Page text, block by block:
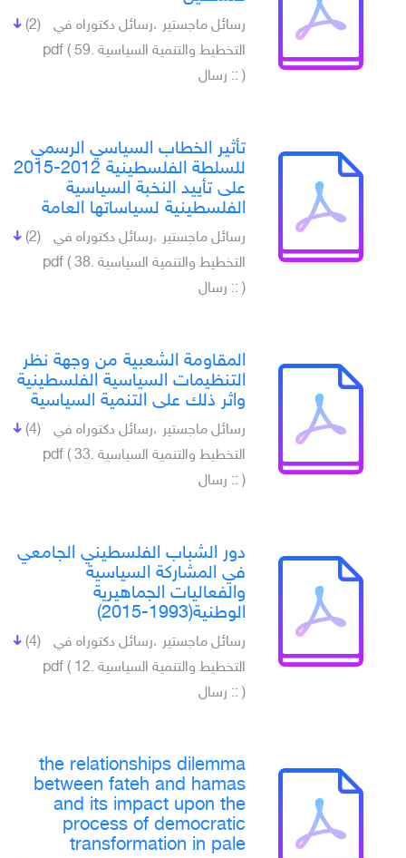
(2)
رسائل ماجستير ،رسائل دكتوراه في
التخطيط والتنمية السياسية .pdf ( 59
) :: رسال
تأثير الخطاب السياسي الرسمي
للسلطة الفلسطينية 2012-2015
على تأييد النخبة السياسية
الفلسطينية لسياساتها العامة
(2)
رسائل ماجستير ،رسائل دكتوراه في
التخطيط والتنمية السياسية .pdf ( 38
) :: رسال
المقاومة الشعبية من وجهة نظر
التنظيمات السياسية الفلسطينية
واثر ذلك على التنمية السياسية
(4)
رسائل ماجستير ،رسائل دكتوراه في
التخطيط والتنمية السياسية .pdf ( 33
) :: رسال
دور الشباب الفلسطيني الجامعي
في المشاركة السياسية
والفعاليات الجماهيرية
الوطنية(1993-2015)
(4)
رسائل ماجستير ،رسائل دكتوراه في
التخطيط والتنمية السياسية .pdf ( 12
) :: رسال
the relationships dilemma
between fateh and hamas
and its impact upon the
process of democratic
transformation in pale